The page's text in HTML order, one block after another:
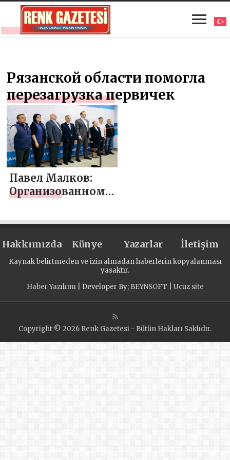
Рязанской области помогла
перезагрузка первичек
Павел Малков:
Организованному
предварительного
«Единой России»
в Рязанской
области помогла
перезагрузка
Hakkımızda Künye Yazarlar İletişim
Kaynak belirtmeden ve izin almadan haberlerin kopyalanması
yasaktır.
Haber Yazılımı| Developer By; BEYNSOFT Ucuz site
Copyright © 2026 Renk Gazetesi - Bütün Hakları Saklıdır.